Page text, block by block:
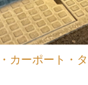
カーポート・